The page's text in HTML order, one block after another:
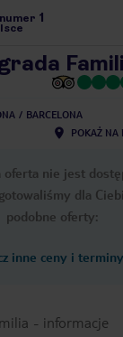
numer 1
BARCELONA
POKAŻ NA
oferta nie jest
dla
podobne oferty:
inne ceny i terminy
- informacje